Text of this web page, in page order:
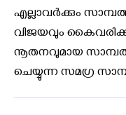
എല്ലാവർക്കും
വിജയവും
നൂതനവുമായ
ചെയ്യുന്ന സമഗ്ര